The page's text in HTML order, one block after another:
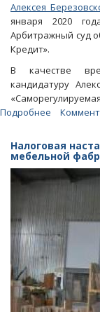
Алексея
января 2020
Арбитражный суд
Кредит».
В качестве
кандидатуру
Подробнее
ГК
«Аркада»
сыновей
процедура
Налоговая
мебельной